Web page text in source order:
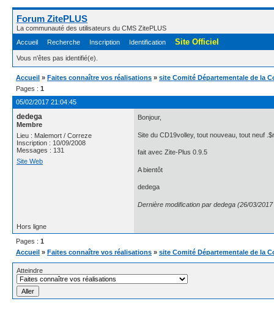
Forum ZitePLUS
La communauté des utilisateurs du CMS ZitePLUS
Accueil
Recherche Inscription Identification Site Officiel
Vous n'êtes pas identifié(e).
Accueil » Faites connaître vos réalisations » site Comité Départementale de la
Pages : 1
05/02/2017 21:04:45
dedega
Membre
Lieu : Malemort / Correze
Inscription : 10/09/2008
Messages : 131
Site Web
Bonjour,
Site du CD19volley, tout nouveau, tout neuf
fait avec Zite-Plus 0.9.5
A bientôt
dedega
Dernière modification par dedega (26/03/
Hors ligne
Pages : 1
Accueil » Faites connaître vos réalisations » site Comité Départementale de la
Atteindre